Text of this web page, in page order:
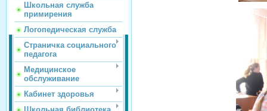
Школьная служба
примирения
Логопедическая служба
Страничка социального
педагога
Медицинское
обслуживание
Кабинет здоровья